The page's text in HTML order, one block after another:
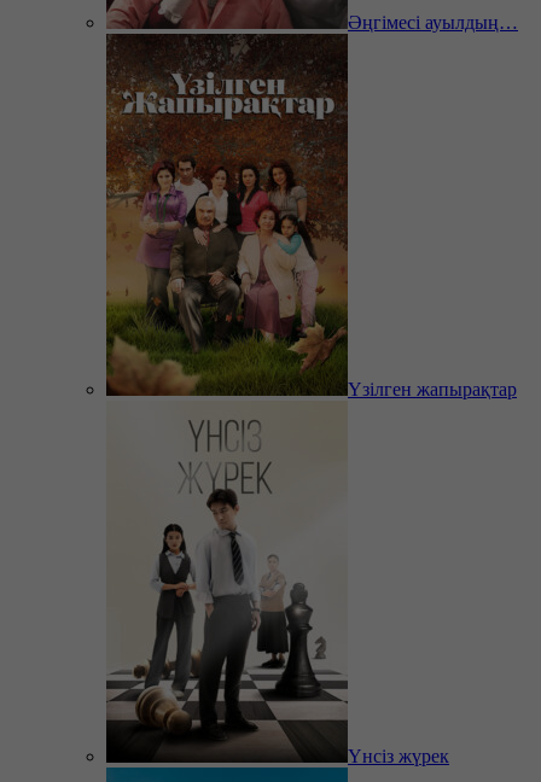
Әңгімесі ауылдың…
Үзілген жапырақтар
Үнсіз жүрек